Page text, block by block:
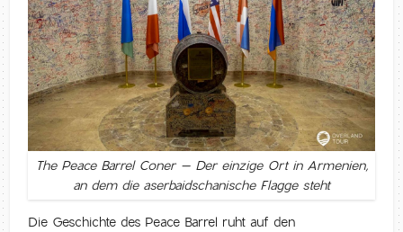
The Peace Barrel Coner – Der einzige Ort in Armenien,
an dem die aserbaidschanische Flagge steht
Die Geschichte des Peace Barrel ruht auf den